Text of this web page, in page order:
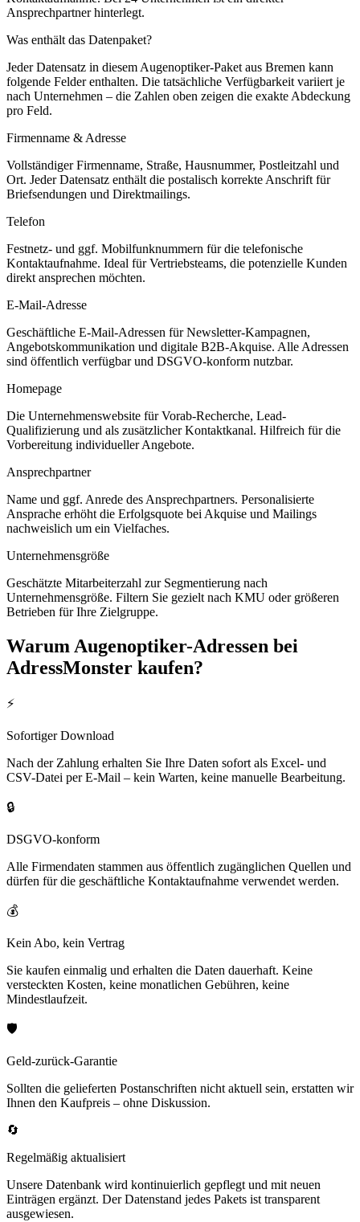
Ansprechpartner hinterlegt.
Was enthält das Datenpaket?
Jeder Datensatz in diesem Augenoptiker-Paket aus Bremen kann
folgende Felder enthalten. Die tatsächliche Verfügbarkeit variiert je
nach Unternehmen – die Zahlen oben zeigen die exakte Abdeckung
pro Feld.
Firmenname & Adresse
Vollständiger Firmenname, Straße, Hausnummer, Postleitzahl und
Ort. Jeder Datensatz enthält die postalisch korrekte Anschrift für
Briefsendungen und Direktmailings.
Telefon
Festnetz- und ggf. Mobilfunknummern für die telefonische
Kontaktaufnahme. Ideal für Vertriebsteams, die potenzielle Kunden
direkt ansprechen möchten.
E-Mail-Adresse
Geschäftliche E-Mail-Adressen für Newsletter-Kampagnen,
Angebotskommunikation und digitale B2B-Akquise. Alle Adressen
sind öffentlich verfügbar und DSGVO-konform nutzbar.
Homepage
Die Unternehmenswebsite für Vorab-Recherche, Lead-
Qualifizierung und als zusätzlicher Kontaktkanal. Hilfreich für die
Vorbereitung individueller Angebote.
Ansprechpartner
Name und ggf. Anrede des Ansprechpartners. Personalisierte
Ansprache erhöht die Erfolgsquote bei Akquise und Mailings
nachweislich um ein Vielfaches.
Unternehmensgröße
Geschätzte Mitarbeiterzahl zur Segmentierung nach
Unternehmensgröße. Filtern Sie gezielt nach KMU oder größeren
Betrieben für Ihre Zielgruppe.
Warum Augenoptiker-Adressen bei
AdressMonster kaufen?
⚡
Sofortiger Download
Nach der Zahlung erhalten Sie Ihre Daten sofort als Excel- und
CSV-Datei per E-Mail – kein Warten, keine manuelle Bearbeitung.
🔒
DSGVO-konform
Alle Firmendaten stammen aus öffentlich zugänglichen Quellen und
dürfen für die geschäftliche Kontaktaufnahme verwendet werden.
💰
Kein Abo, kein Vertrag
Sie kaufen einmalig und erhalten die Daten dauerhaft. Keine
versteckten Kosten, keine monatlichen Gebühren, keine
Mindestlaufzeit.
🛡️
Geld-zurück-Garantie
Sollten die gelieferten Postanschriften nicht aktuell sein, erstatten wir
Ihnen den Kaufpreis – ohne Diskussion.
🔄
Regelmäßig aktualisiert
Unsere Datenbank wird kontinuierlich gepflegt und mit neuen
Einträgen ergänzt. Der Datenstand jedes Pakets ist transparent
ausgewiesen.